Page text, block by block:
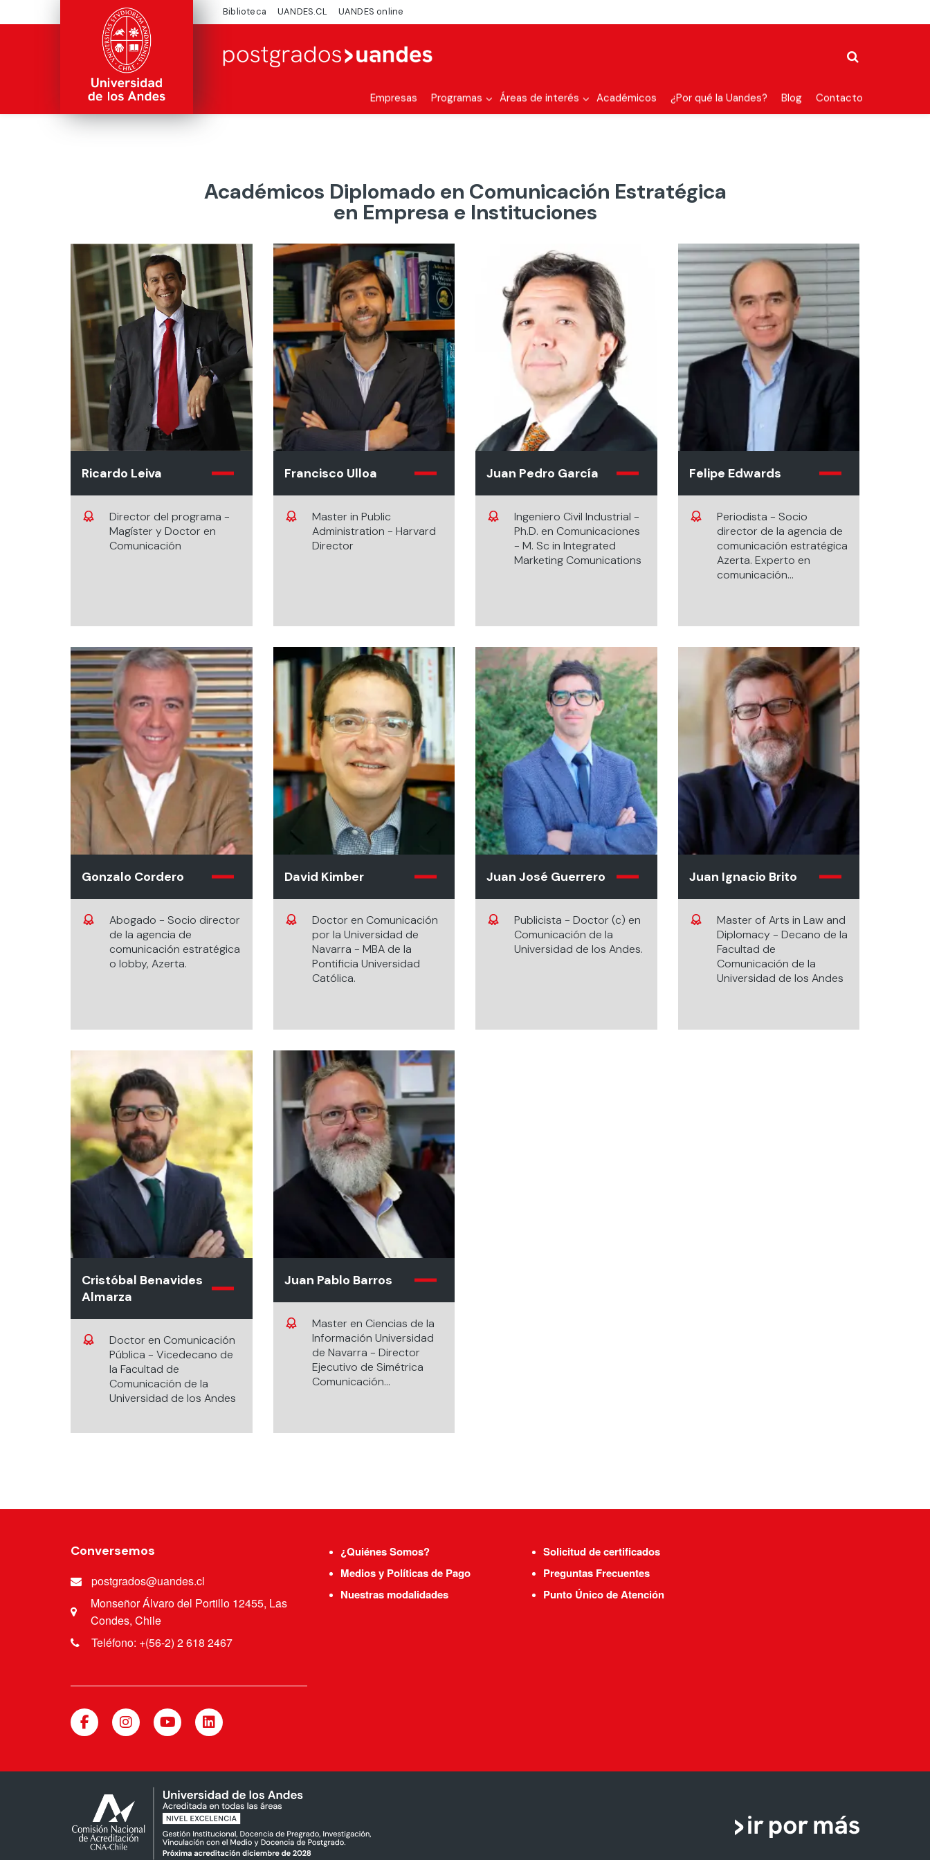
Biblioteca UANDES.CL UANDES online
Empresas Programas Áreas de interés Académicos ¿Por qué la Uandes? Blog Contacto
Académicos Diplomado en Comunicación Estratégica
en Empresa e Instituciones
Ricardo Leiva
Director del programa -
Magíster y Doctor en
Comunicación
Francisco Ulloa
Master in Public
Administration - Harvard
Director
Juan Pedro García
Ingeniero Civil Industrial -
Ph.D. en Comunicaciones
- M. Sc in Integrated
Marketing Comunications
Felipe Edwards
Periodista - Socio
director de la agencia de
comunicación estratégica
Azerta. Experto en
comunicación
Gonzalo Cordero
Abogado - Socio director
de la agencia de
comunicación estratégica
o lobby, Azerta.
David Kimber
Doctor en Comunicación
por la Universidad de
Navarra - MBA de la
Pontificia Universidad
Católica.
Juan José Guerrero
Publicista - Doctor (c) en
Comunicación de la
Universidad de los Andes.
Juan Ignacio Brito
Master of Arts in Law and
Diplomacy - Decano de la
Facultad de
Comunicación de la
Universidad de los Andes
Cristóbal Benavides
Almarza
Doctor en Comunicación
Pública - Vicedecano de
la Facultad de
Comunicación de la
Universidad de los Andes
Juan Pablo Barros
Master en Ciencias de la
Información Universidad
de Navarra - Director
Ejecutivo de Simétrica
Comunicación
Conversemos
postgrados@uandes.cl
Monseñor Álvaro del Portillo 12455, Las
Condes, Chile
Teléfono: +(56-2) 2 618 2467
¿Quiénes Somos?
Medios y Políticas de Pago
Nuestras modalidades
Solicitud de certificados
Preguntas Frecuentes
Punto Único de Atención